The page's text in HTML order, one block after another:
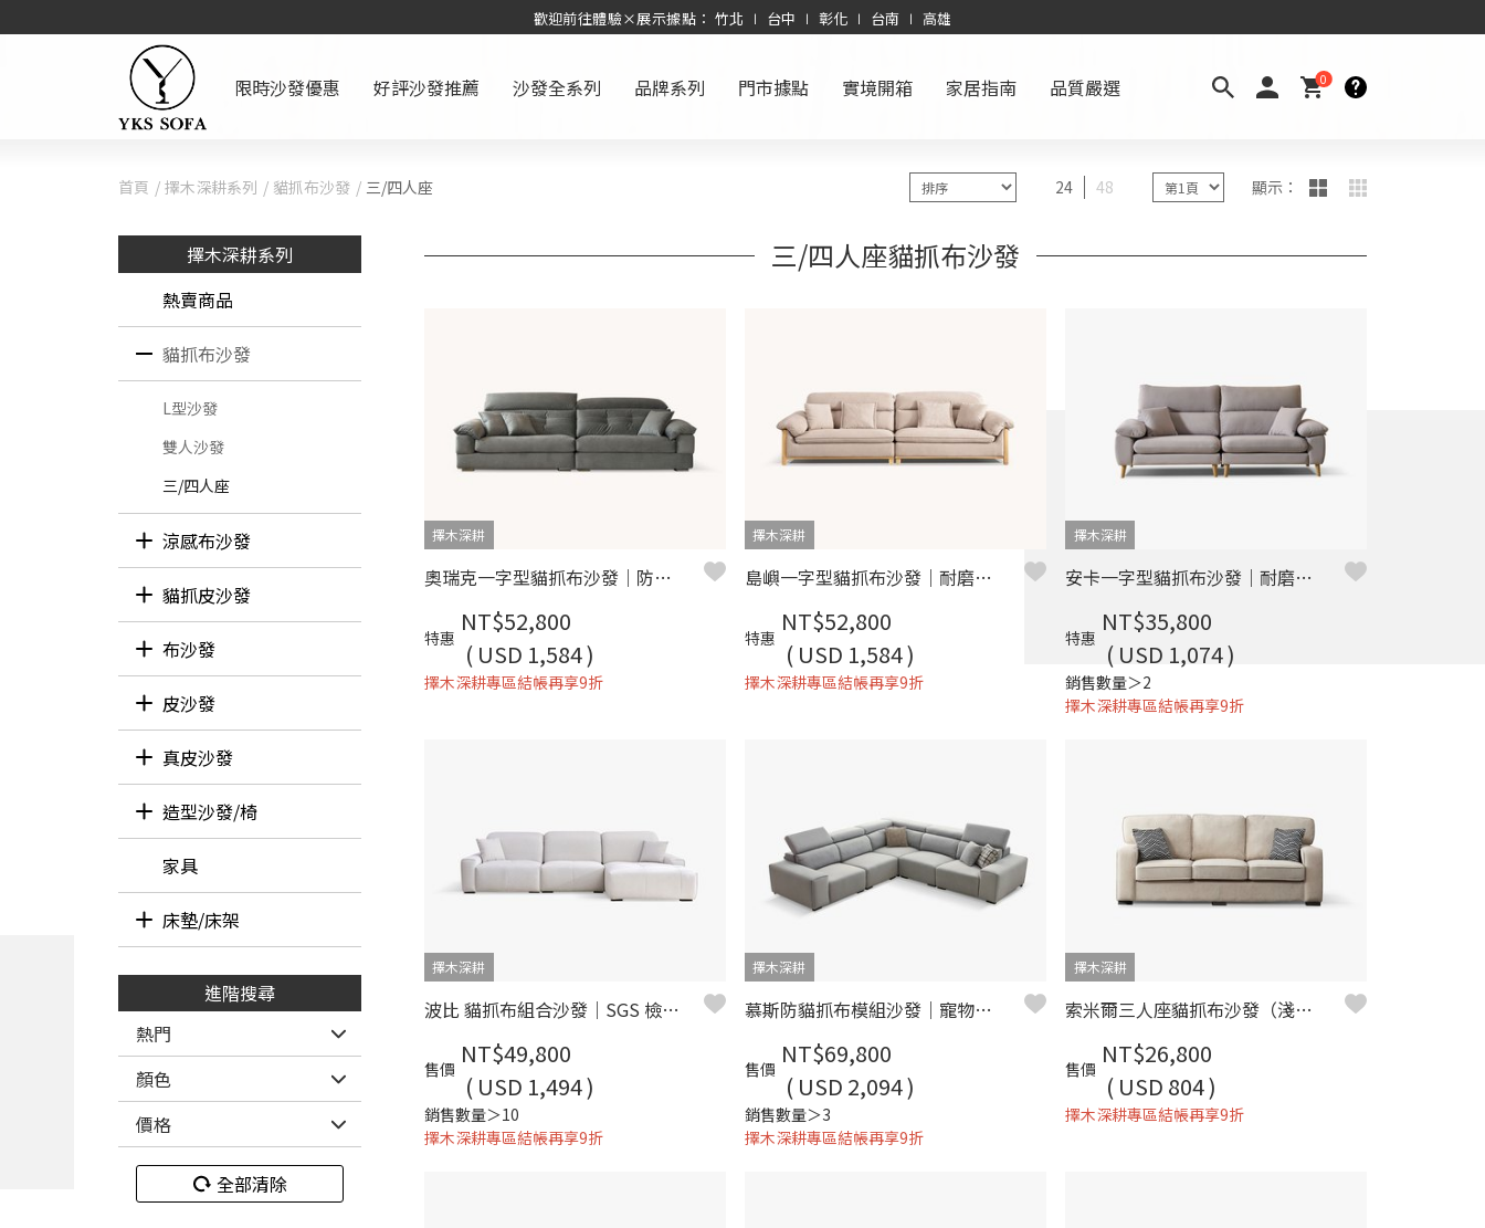
歡迎前往體驗×展示據點： 竹北 ∣ 台中 ∣ 彰化 ∣ 台南 ∣ 高雄
限時沙發優惠 好評沙發推薦 沙發全系列 品牌系列 門市據點 實境開箱 家居指南 品質嚴選 0
首頁 擇木深耕系列 貓抓布沙發 三/四人座 24 48
擇木深耕系列
熱賣商品
貓抓布沙發
L型沙發
雙人沙發
三/四人座
涼感布沙發
L型沙發
三/四人座
貓抓皮沙發
L型沙發
布沙發
L型沙發
三/四人座
皮沙發
L型沙發
真皮沙發
L型沙發
雙人沙發
三/四人座
2+3人座
123人座
造型沙發/椅
單人椅
小椅凳
貴妃椅
家具
床墊/床架
進階搜尋
熱門
貓抓布
羽絨
獨立筒
乳膠
可延伸
顏色
價格
全部清除
三/四人座貓抓布沙發
擇木深耕
奧瑞克一字型貓抓布沙發｜防潑水易去汙 × 多段式頭枕 × 可拆洗布套 – 擇木深耕
特惠
NT$52,800
( USD 1,584 )
擇木深耕專區結帳再享9折
擇木深耕
島嶼一字型貓抓布沙發｜耐磨防潑水 × 可拆洗布套 × 白蠟木扶手 – 擇木深耕
特惠
NT$52,800
( USD 1,584 )
擇木深耕專區結帳再享9折
擇木深耕
安卡一字型貓抓布沙發｜耐磨防潑水 × 可拆洗布套 × 木質高腳設計 – 擇木深耕
特惠
NT$35,800
( USD 1,074 )
銷售數量＞2
擇木深耕專區結帳再享9折
擇木深耕
波比 貓抓布組合沙發｜SGS 檢驗 × 模組設計 × 防潑水耐磨
售價
NT$49,800
( USD 1,494 )
銷售數量＞10
擇木深耕專區結帳再享9折
擇木深耕
慕斯防貓抓布模組沙發｜寵物家庭首選 × 可客製尺寸 – 擇木深耕
售價
NT$69,800
( USD 2,094 )
銷售數量＞3
擇木深耕專區結帳再享9折
擇木深耕
索米爾三人座貓抓布沙發（淺米咖）｜擇木深耕
售價
NT$26,800
( USD 804 )
擇木深耕專區結帳再享9折